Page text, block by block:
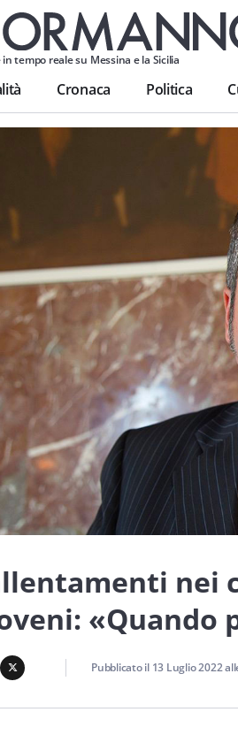
tempo reale su Messina e la Sicilia
Cronaca Politica
nei
«Quando
Pubblicato il 13 Luglio 2022